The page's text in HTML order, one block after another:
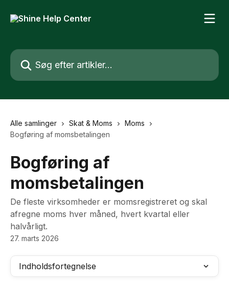
Søg efter artikler...
Alle samlinger Skat & Moms
Moms
Bogføring af momsbetalingen
Bogføring af
momsbetalingen
De fleste virksomheder er momsregistreret og skal
afregne moms hver måned, hvert kvartal eller
halvårligt.
27. marts 2026
Indholdsfortegnelse